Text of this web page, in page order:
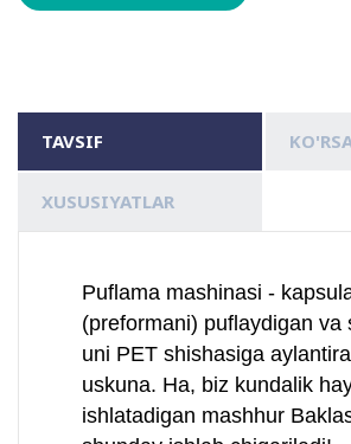
TAVSIF
XUSUSIYATLAR
Puflama mashinasi -
(preformani) puflaydigan va
uni PET shishasiga
uskuna. Ha, biz kundalik
ishlatadigan mashhur